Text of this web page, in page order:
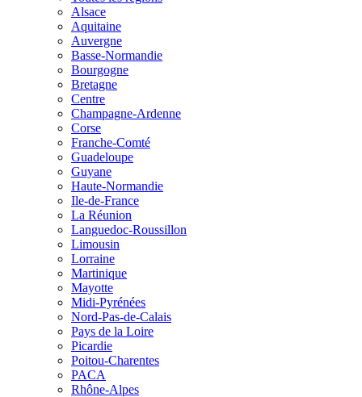
Alsace
Aquitaine
Auvergne
Basse-Normandie
Bourgogne
Bretagne
Centre
Champagne-Ardenne
Corse
Franche-Comté
Guadeloupe
Guyane
Haute-Normandie
Ile-de-France
La Réunion
Languedoc-Roussillon
Limousin
Lorraine
Martinique
Mayotte
Midi-Pyrénées
Nord-Pas-de-Calais
Pays de la Loire
Picardie
Poitou-Charentes
PACA
Rhône-Alpes